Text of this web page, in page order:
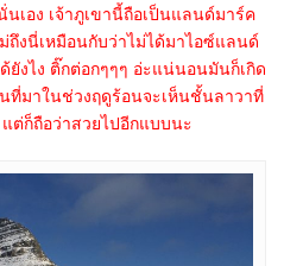
เอง เจ้าภูเขานี้ถือเป็นแลนด์มาร์ค
ถึงนี่เหมือนกับว่าไม่ได้มาไอซ์แลนด์
ยังไง ติ๊กต่อกๆๆๆ อ่ะแน่นอนมันก็เกิด
ที่มาในช่วงฤดูร้อนจะเห็นชั้นลาวาที่
ต่ก็ถือว่าสวยไปอีกแบบนะ